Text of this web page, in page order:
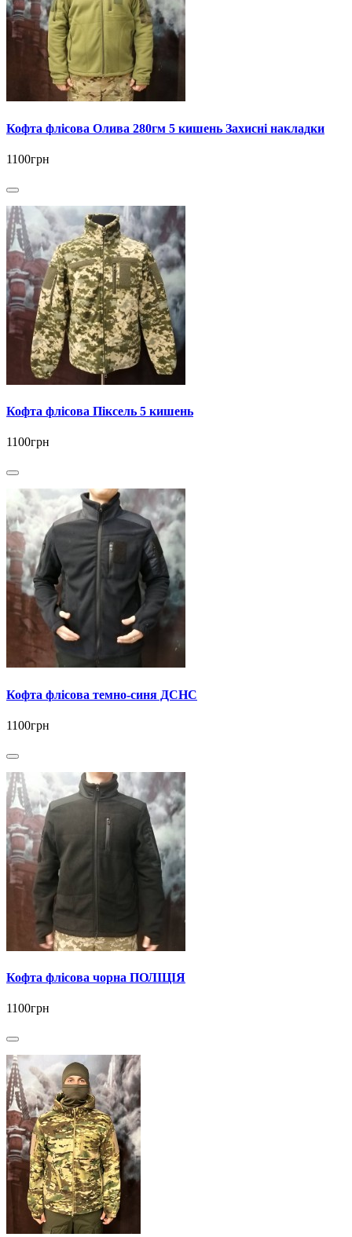
Кофта флісова Олива 280гм 5 кишень Захисні накладки
1100грн
Кофта флісова Піксель 5 кишень
1100грн
Кофта флісова темно-синя ДСНС
1100грн
Кофта флісова чорна ПОЛІЦІЯ
1100грн